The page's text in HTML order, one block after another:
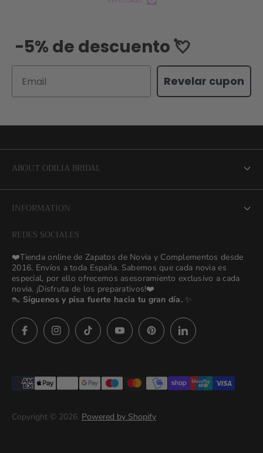
-5% de descuento 💘
Revelar cupon
REDES SOCIALES
❤️Tienda online de Zapatos de Novia y Complementos desde
2016. Envíos a toda España. Sabemos que cada novia es
especial, por ello ofrecemos asesoramiento exclusivo a cada
novia. ¡Disfruta de los preparativos!❤️
👠 Síguenos y pisa fuerte hacia tu gran día. ✨
ABOUT ODILIA BRIDAL
Search
contact us
INFORMATION
⭐ Opiniones de Nuestras Novias 👰🏻
💒 Novias Reales 💍✨
🚚 Envío y Cambios
Política de Privacidad
Imágenes descargables
Politica de privacidad (prueba)
Copyright © 2026. Powered by Shopify